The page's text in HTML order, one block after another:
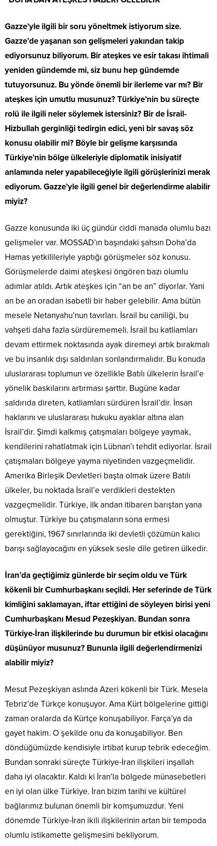
Gazze’yle ilgili bir soru yöneltmek istiyorum size.
Gazze’de yaşanan son gelişmeleri yakından takip
ediyorsunuz biliyorum. Bir ateşkes ve esir takası ihtimali
yeniden gündemde mi, siz bunu hep gündemde
tutuyorsunuz. Bu yönde önemli bir ilerleme var mı? Bir
ateşkes için umutlu musunuz? Türkiye’nin bu süreçte
rolü ile ilgili neler söylemek istersiniz? Bir de İsrail-
Hizbullah gerginliği tedirgin edici, yeni bir savaş söz
konusu olabilir mi? Böyle bir gelişme karşısında
Türkiye’nin bölge ülkeleriyle diplomatik inisiyatif
anlamında neler yapabileceğiyle ilgili görüşlerinizi merak
ediyorum. Gazze’yle ilgili genel bir değerlendirme alabilir
miyiz?
Gazze konusunda iki üç gündür ciddi manada olumlu bazı
gelişmeler var. MOSSAD’ın başındaki şahsın Doha’da
Hamas yetkilileriyle yaptığı görüşmeler söz konusu.
Görüşmelerde daimi ateşkesi öngören bazı olumlu
adımlar atıldı. Artık ateşkes için “an be an” diyorlar. Yani
an be an oradan isabetli bir haber gelebilir. Ama bütün
mesele Netanyahu’nun tavırları. İsrail bu caniliği, bu
vahşeti daha fazla sürdürememeli. İsrail bu katliamları
devam ettirmek noktasında ayak diremeyi artık bırakmalı
ve bu insanlık dışı saldırıları sonlandırmalıdır. Bu konuda
uluslararası toplumun ve özellikle Batılı ülkelerin İsrail’e
yönelik baskılarını artırması şarttır. Bugüne kadar
saldırıda direten, katliamları sürdüren İsrail’dir. İnsan
haklarını ve uluslararası hukuku ayaklar altına alan
İsrail’dir. Şimdi kalkmış çatışmaları bölgeye yaymak,
kendilerini rahatlatmak için Lübnan’ı tehdit ediyorlar. İsrail
çatışmaları bölgeye yayma niyetinden vazgeçmelidir.
Amerika Birleşik Devletleri başta olmak üzere Batılı
ülkeler, bu noktada İsrail’e verdikleri destekten
vazgeçmelidir. Türkiye, ilk andan itibaren barıştan yana
olmuştur. Türkiye bu çatışmaların sona ermesi
gerektiğini, 1967 sınırlarında iki devletli çözümün kalıcı
barışı sağlayacağını en yüksek sesle dile getiren ülkedir.
İran’da geçtiğimiz günlerde bir seçim oldu ve Türk
kökenli bir Cumhurbaşkanı seçildi. Her seferinde de Türk
kimliğini saklamayan, iftar ettiğini de söyleyen birisi yeni
Cumhurbaşkanı Mesud Pezeşkiyan. Bundan sonra
Türkiye-İran ilişkilerinde bu durumun bir etkisi olacağını
düşünüyor musunuz? Bununla ilgili değerlendirmenizi
alabilir miyiz?
Mesut Pezeşkiyan aslında Azeri kökenli bir Türk. Mesela
Tebriz’de Türkçe konuşuyor. Ama Kürt bölgelerine gittiği
zaman oralarda da Kürtçe konuşabiliyor. Farça’ya da
gayet hakim. O şekilde onu da konuşabiliyor. Ben
döndüğümüzde kendisiyle irtibat kurup tebrik edeceğim.
Bundan sonraki süreçte Türkiye-İran ilişkileri inşallah
daha iyi olacaktır. Kaldı ki İran’la bölgede münasebetleri
en iyi olan ülke Türkiye. İran bizim tarihi ve kültürel
bağlarımız bulunan önemli bir komşumuzdur. Yeni
dönemde Türkiye-İran ikili ilişkilerinin artan bir tempoda
olumlu istikamette gelişmesini bekliyorum.